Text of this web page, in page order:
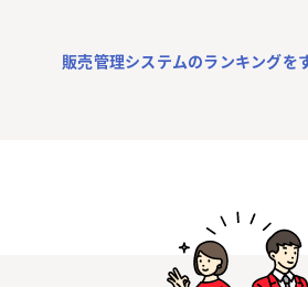
販売管理システムのランキングを